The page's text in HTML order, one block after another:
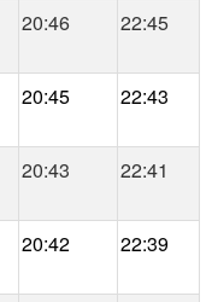
20:46 22:45
20:45 22:43
20:43 22:41
20:42 22:39